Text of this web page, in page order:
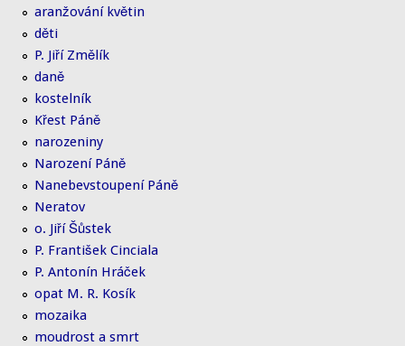
aranžování květin
děti
P. Jiří Změlík
daně
kostelník
Křest Páně
narozeniny
Narození Páně
Nanebevstoupení Páně
Neratov
o. Jiří Šůstek
P. František Cinciala
P. Antonín Hráček
opat M. R. Kosík
mozaika
moudrost a smrt